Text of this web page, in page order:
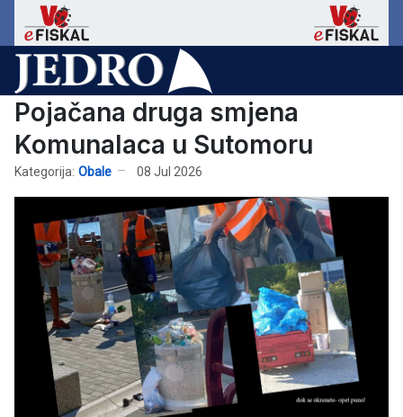
Pojačana druga smjena
Komunalaca u Sutomoru
Kategorija: Obale 08 Jul 2026